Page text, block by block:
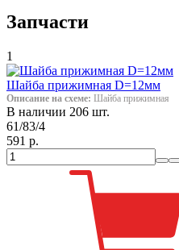
Запчасти
1
Шайба прижимная D=12мм
Описание на схеме: Шайба прижимная
В наличии 206 шт.
61/83/4
591 р.